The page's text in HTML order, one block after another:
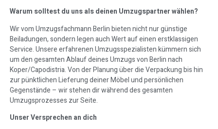
Warum solltest du uns als deinen Umzugspartner wählen?
Wir vom Umzugsfachmann Berlin bieten nicht nur günstige
Beiladungen, sondern legen auch Wert auf einen erstklassigen
Service. Unsere erfahrenen Umzugsspezialisten kümmern sich
um den gesamten Ablauf deines Umzugs von Berlin nach
Koper/Capodistria. Von der Planung über die Verpackung bis hin
zur pünktlichen Lieferung deiner Möbel und persönlichen
Gegenstände – wir stehen dir während des gesamten
Umzugsprozesses zur Seite.
Unser Versprechen an dich